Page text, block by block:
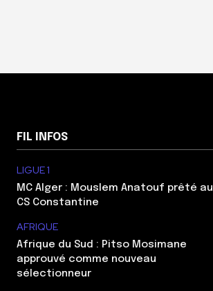
FIL INFOS
LIGUE 1
MC Alger : Mouslem Anatouf prêté au
CS Constantine
AFRIQUE
Afrique du Sud : Pitso Mosimane
approuvé comme nouveau
sélectionneur